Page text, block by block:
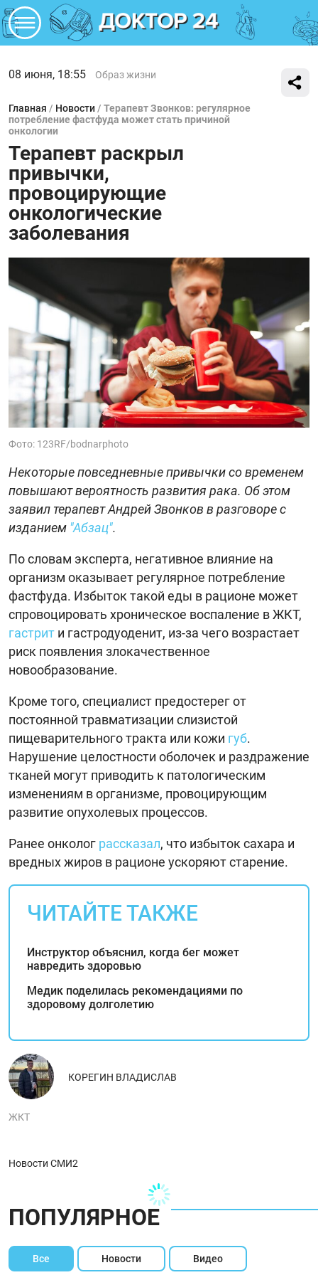
08 июня, 18:55 Образ жизни
Главная / Новости / Терапевт Звонков: регулярное
потребление фастфуда может стать причиной
онкологии
Терапевт раскрыл
привычки,
провоцирующие
онкологические
заболевания
Фото: 123RF/bodnarphoto
Некоторые повседневные привычки со временем
повышают вероятность развития рака. Об этом
заявил терапевт Андрей Звонков в разговоре с
изданием "Абзац".
По словам эксперта, негативное влияние на
организм оказывает регулярное потребление
фастфуда. Избыток такой еды в рационе может
спровоцировать хроническое воспаление в ЖКТ,
гастрит и гастродуоденит, из-за чего возрастает
риск появления злокачественное
новообразование.
Кроме того, специалист предостерег от
постоянной травматизации слизистой
пищеварительного тракта или кожи губ.
Нарушение целостности оболочек и раздражение
тканей могут приводить к патологическим
изменениям в организме, провоцирующим
развитие опухолевых процессов.
Ранее онколог рассказал, что избыток сахара и
вредных жиров в рационе ускоряют старение.
ЧИТАЙТЕ ТАКЖЕ
Инструктор объяснил, когда бег может
навредить здоровью
Медик поделилась рекомендациями по
здоровому долголетию
КОРЕГИН ВЛАДИСЛАВ
ЖКТ
Новости СМИ2
ПОПУЛЯРНОЕ
Все Новости Видео